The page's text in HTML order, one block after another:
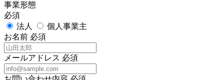
事業形態
必須
法人
個人事業主
お名前 必須
メールアドレス 必須